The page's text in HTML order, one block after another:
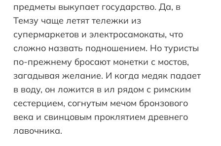
предметы выкупает государство. Да, в
Темзу чаще летят тележки из
супермаркетов и электросамокаты, что
сложно назвать подношением. Но туристы
по-прежнему бросают монетки с мостов,
загадывая желание. И когда медяк падает
в воду, он ложится в ил рядом с римским
сестерцием, согнутым мечом бронзового
века и свинцовым проклятием древнего
лавочника.